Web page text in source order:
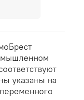
указаны на